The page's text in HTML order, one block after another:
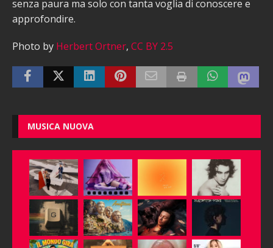
senza paura ma solo con tanta voglia di conoscere e
approfondire.
Photo by Herbert Ortner, CC BY 2.5
MUSICA NUOVA